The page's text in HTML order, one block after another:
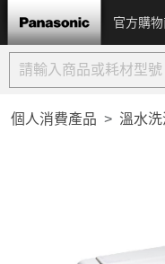
官方購
個人消費產品 溫水